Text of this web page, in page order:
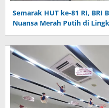
Semarak HUT ke-81 RI, BRI
Nuansa Merah Putih di